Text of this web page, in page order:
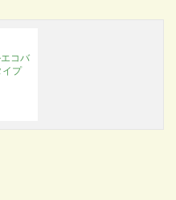
コバ
イプ